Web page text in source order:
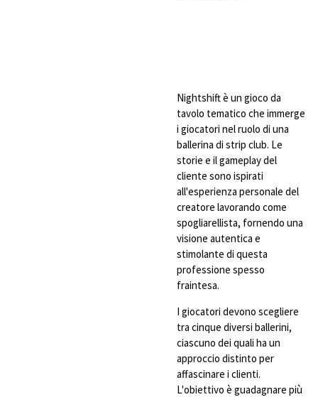
Nightshift è un gioco da
tavolo tematico che immerge
i giocatori nel ruolo di una
ballerina di strip club. Le
storie e il gameplay del
cliente sono ispirati
all'esperienza personale del
creatore lavorando come
spogliarellista, fornendo una
visione autentica e
stimolante di questa
professione spesso
fraintesa.
I giocatori devono scegliere
tra cinque diversi ballerini,
ciascuno dei quali ha un
approccio distinto per
affascinare i clienti.
L'obiettivo è guadagnare più